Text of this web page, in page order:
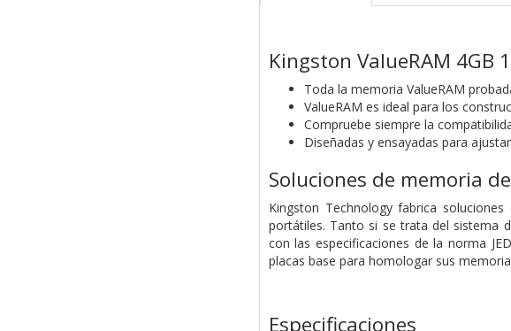
Kingston ValueRAM 4GB
Toda la memoria ValueRAM
ValueRAM es ideal para los
Compruebe siempre la
Diseñadas y ensayadas para
Soluciones de memoria
Kingston Technology fabrica
portátiles. Tanto si se trata del sistema
con las especificaciones de la norma
placas base para homologar sus
Especificaciones